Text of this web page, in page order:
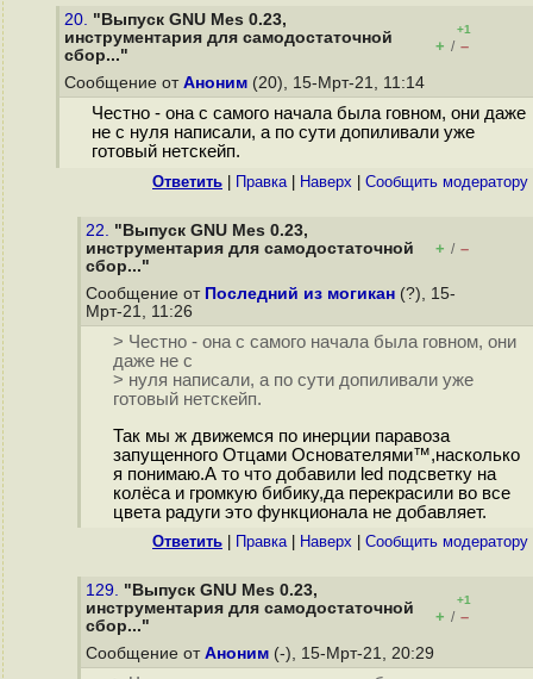
20. "Выпуск GNU Mes 0.23,
инструментария для самодостаточной
сбор..."
+1
+ / –
Сообщение от Аноним (20), 15-Мрт-21, 11:14
Честно - она с самого начала была говном, они даже
не с нуля написали, а по сути допиливали уже
готовый нетскейп.
Ответить Правка| Наверх Cообщить модератору
22. "Выпуск GNU Mes 0.23,
инструментария для самодостаточной
сбор..."
+ / –
Сообщение от Последний из могикан (?), 15-
Мрт-21, 11:26
> Честно - она с самого начала была говном, они
даже не с
> нуля написали, а по сути допиливали уже
готовый нетскейп.
Так мы ж движемся по инерции паравоза
запущенного Отцами Основателями™,насколько
я понимаю.А то что добавили led подсветку на
колёса и громкую бибику,да перекрасили во все
цвета радуги это функционала не добавляет.
Ответить Правка| Наверх Cообщить модератору
129. "Выпуск GNU Mes 0.23,
инструментария для самодостаточной
сбор..."
+1
+ / –
Сообщение от Аноним (-), 15-Мрт-21, 20:29